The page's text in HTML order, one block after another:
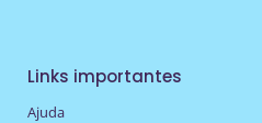
Links importantes
Ajuda